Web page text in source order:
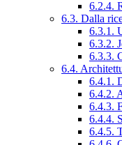
6.2.4.
6.3. Dalla
6.3.1.
6.3.2.
6.3.3.
6.4.
6.4.1.
6.4.2.
6.4.3.
6.4.4.
6.4.5.